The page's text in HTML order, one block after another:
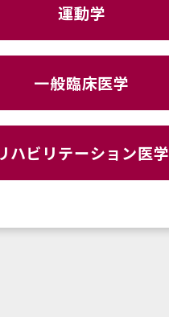
運動学
一般臨床医学
ハビリテーション医学